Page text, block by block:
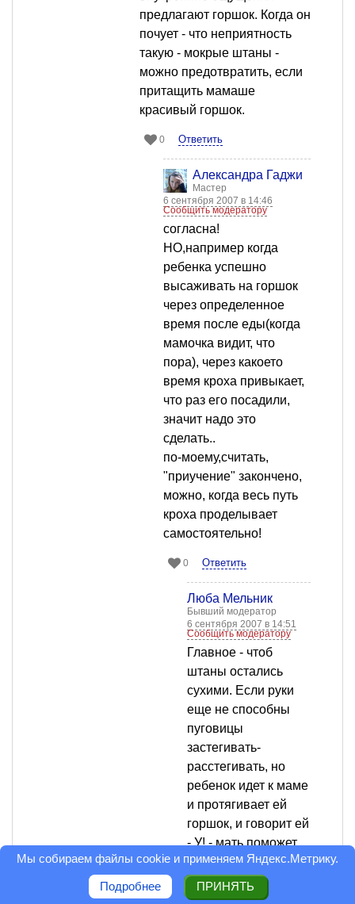
предлагают горшок. Когда он
почует - что неприятность
такую - мокрые штаны -
можно предотвратить, если
притащить мамаше
красивый горшок.
0 Ответить
Александра Гаджи
Мастер
6 сентября 2007 в 14:46
Сообщить модератору
согласна!
НО,например когда
ребенка успешно
высаживать на горшок
через определенное
время после еды(когда
мамочка видит, что
пора), через какоето
время кроха привыкает,
что раз его посадили,
значит надо это
сделать..
по-моему,считать,
"приучение" закончено,
можно, когда весь путь
кроха проделывает
самостоятельно!
0 Ответить
Люба Мельник
Бывший модератор
6 сентября 2007 в 14:51
Сообщить модератору
Главное - чтоб
штаны остались
сухими. Если руки
еще не способны
пуговицы
застегивать-
расстегивать, но
ребенок идет к маме
и протягивает ей
горшок, и говорит ей
- У! - мать поможет
ребенку нужду
справить. В конце
концов ребенок
Мы собираем файлы cookie и применяем Яндекс.Метрику.
Подробнее ПРИНЯТЬ